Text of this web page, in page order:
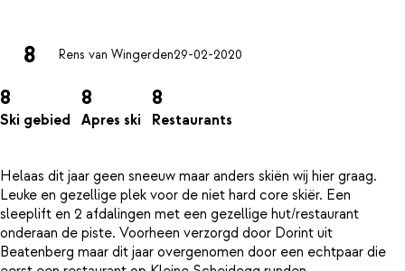
8 Rens van Wingerden29-02-2020
8
Ski gebied
8
Apres ski
8
Restaurants
Helaas dit jaar geen sneeuw maar anders skiën wij hier graag.
Leuke en gezellige plek voor de niet hard core skiër. Een
sleeplift en 2 afdalingen met een gezellige hut/restaurant
onderaan de piste. Voorheen verzorgd door Dorint uit
Beatenberg maar dit jaar overgenomen door een echtpaar die